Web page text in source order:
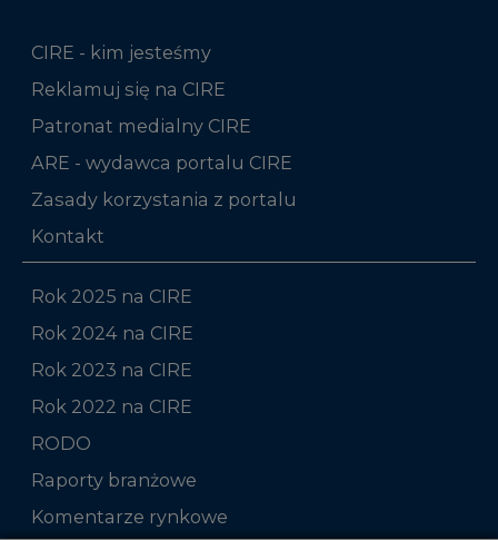
CIRE - kim jesteśmy
Reklamuj się na CIRE
Patronat medialny CIRE
ARE - wydawca portalu CIRE
Zasady korzystania z portalu
Kontakt
Rok 2025 na CIRE
Rok 2024 na CIRE
Rok 2023 na CIRE
Rok 2022 na CIRE
RODO
Raporty branżowe
Komentarze rynkowe